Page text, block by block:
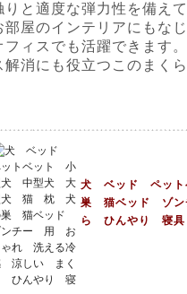
りと適度な弾力性を備え
部屋のインテリアにもな
フィスでも活躍できます
解消にも役立つこのまく
犬 ベッド ペッ
巣 猫ベッド ゾ
ら ひんやり 寝具